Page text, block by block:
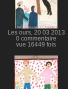
Les ours, 20 03 2013
0 commentaire
vue 16449 fois